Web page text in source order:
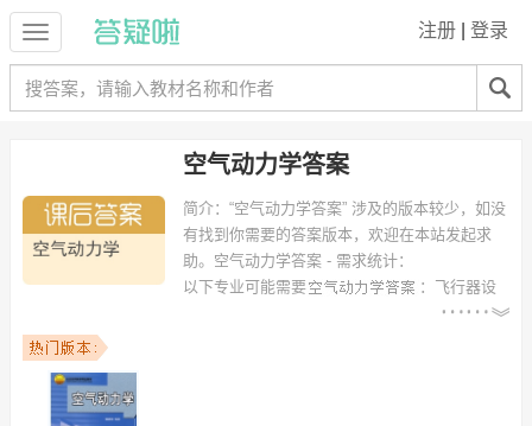
注册 登录
空气动力学答案
简介： “空气动力学答案” 涉及的版本较少，如没
有找到你需要的答案版本，欢迎在本站发起求
助。 空气动力学答案 - 需求统计：
以下专业可能需要
：飞行器设
计与工程、工程力学、飞行器设计、飞行器动力工程、通信工程、风能
与动力工程、机械工程及自动化、机械电子工程、数学教育、交通科学
与工程 等专业。
以下学校的同学下载过
航空大学、南京航空航天大学、中北大学、北京理工大学、南昌航空大